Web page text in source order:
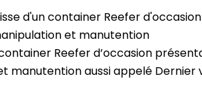
Reefer d’occasion
manutention aussi appelé Dernier